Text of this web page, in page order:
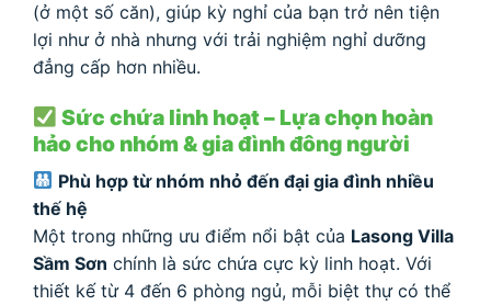
(ở một số căn), giúp kỳ nghỉ của bạn trở nên tiện
lợi như ở nhà nhưng với trải nghiệm nghỉ dưỡng
đẳng cấp hơn nhiều.
Sức chứa linh hoạt – Lựa chọn hoàn
hảo cho nhóm & gia đình đông người
Phù hợp từ nhóm nhỏ đến đại gia đình nhiều
thế hệ
Một trong những ưu điểm nổi bật của Lasong Villa
Sầm Sơn chính là sức chứa cực kỳ linh hoạt. Với
thiết kế từ 4 đến 6 phòng ngủ, mỗi biệt thự có thể